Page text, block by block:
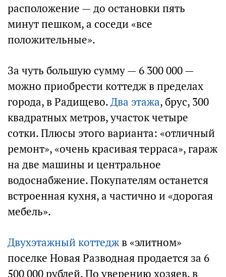
расположение — до остановки пять
минут пешком, а соседи «все
положительные».
За чуть большую сумму — 6 300 000 —
можно приобрести коттедж в пределах
города, в Радищево.Два этажа, брус, 300
квадратных метров, участок четыре
сотки. Плюсы этого варианта: «отличный
ремонт», «очень красивая терраса», гараж
на две машины и центральное
водоснабжение. Покупателям останется
встроенная кухня, а частично и «дорогая
мебель».
Двухэтажный коттеджв «элитном»
поселке Новая Разводная продается за 6
500 000 рублей. По уверению хозяев, в